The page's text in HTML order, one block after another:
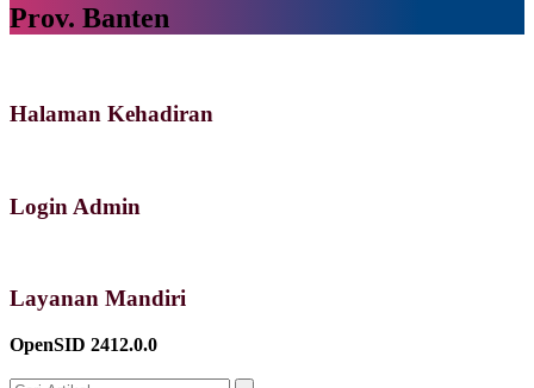
Prov. Banten
Halaman Kehadiran
Login Admin
Layanan Mandiri
OpenSID 2412.0.0